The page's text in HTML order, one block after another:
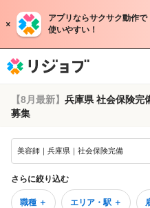
アプリならサクサク動作で
使いやすい！
【8月最新】 兵庫県 社会保険完
募集
美容師｜兵庫県｜社会保険完備
さらに絞り込む
職種 ＋ エリア・駅 ＋